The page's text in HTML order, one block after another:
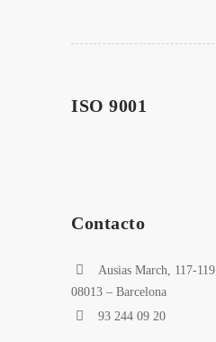
ISO 9001
Contacto
Ausias March, 117-119
08013 – Barcelona
93 244 09 20